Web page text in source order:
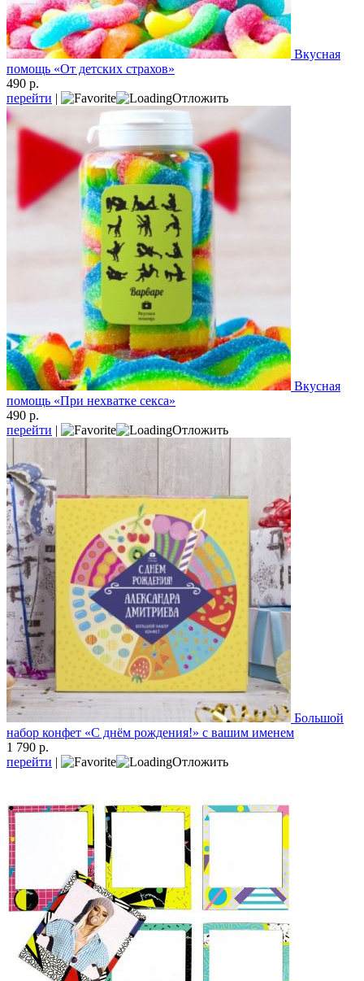
Вкусная
помощь «От детских страхов»
490 р.
перейти | Отложить
Вкусная
помощь «При нехватке секса»
490 р.
перейти | Отложить
Большой
набор конфет «С днём рождения!» с вашим именем
1 790 р.
перейти | Отложить